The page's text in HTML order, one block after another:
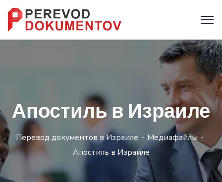
Апостиль в Израиле
Перевод документов в Израиле
Медиафайлы
Апостиль в Израиле